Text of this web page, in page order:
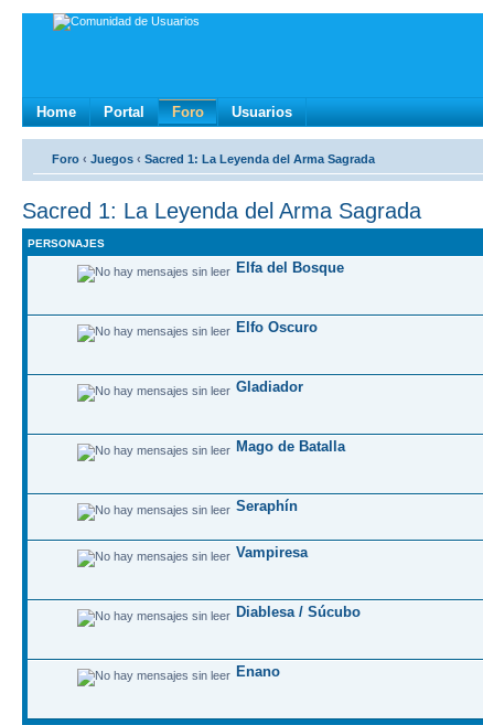
Home Portal Foro Usuarios
Foro ‹ Juegos ‹ Sacred 1: La Leyenda del Arma Sagrada
Sacred 1: La Leyenda del Arma Sagrada
PERSONAJES
Elfa del Bosque
Elfo Oscuro
Gladiador
Mago de Batalla
Seraphí­n
Vampiresa
Diablesa / Súcubo
Enano